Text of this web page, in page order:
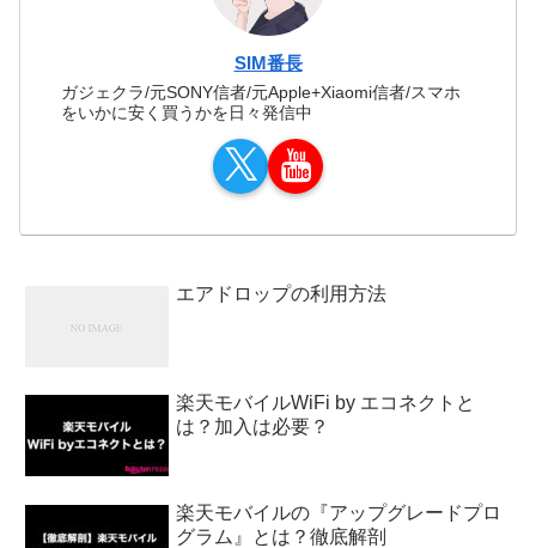
SIM番長
ガジェクラ/元SONY信者/元Apple+Xiaomi信者/スマホ
をいかに安く買うかを日々発信中
エアドロップの利用方法
楽天モバイルWiFi by エコネクトと
は？加入は必要？
楽天モバイルの『アップグレードプロ
グラム』とは？徹底解剖